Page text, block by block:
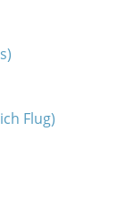
Flug)